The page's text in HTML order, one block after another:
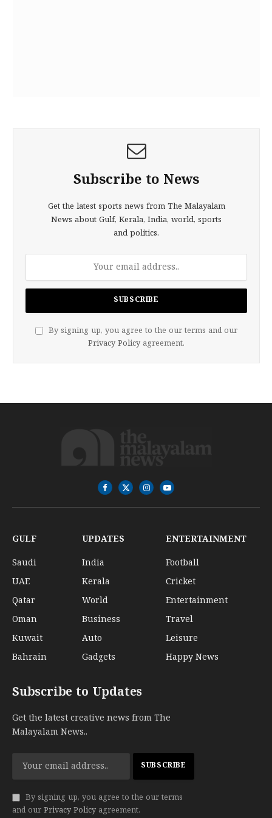
Subscribe to News
Get the latest sports news from The Malayalam
News about Gulf, Kerala, India, world, sports
and politics.
By signing up, you agree to the our terms and our
Privacy Policy agreement.
Facebook
X
(Twitter)
InstagramYouTube
GULF
Saudi
UAE
Qatar
Oman
Kuwait
Bahrain
UPDATES
India
Kerala
World
Business
Auto
Gadgets
ENTERTAINMENT
Football
Cricket
Entertainment
Travel
Leisure
Happy News
Subscribe to Updates
Get the latest creative news from The
Malayalam News..
By signing up, you agree to the our terms
and our Privacy Policy agreement.